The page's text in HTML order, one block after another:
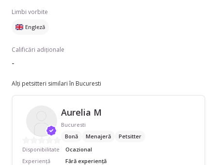
Limbi vorbite
Engleză
Calificări adiționale
-
Alți petsitteri similari în Bucuresti
Aurelia M
Bucuresti
Bonă
Menajeră
Petsitter
Disponibilitate
Ocazional
Experiență
Fără experiență